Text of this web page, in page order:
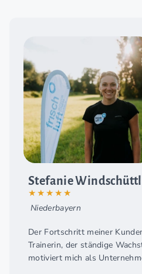
Stefanie Windschüttl
★★★★★
Niederbayern
Der Fortschritt meiner
Trainerin, der ständige
motiviert mich als